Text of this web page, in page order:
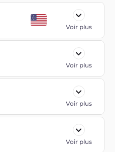
Voir plus
Voir plus
Voir plus
Voir plus